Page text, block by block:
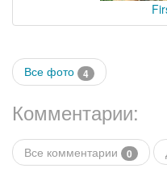
Все фото 4
Комментарии:
Все комментарии 0